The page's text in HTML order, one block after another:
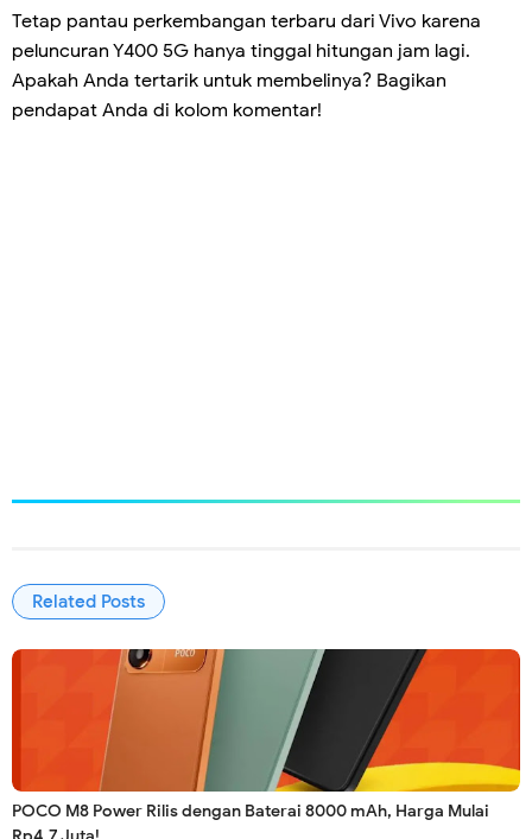
Tetap pantau perkembangan terbaru dari Vivo karena
peluncuran Y400 5G hanya tinggal hitungan jam lagi.
Apakah Anda tertarik untuk membelinya? Bagikan
pendapat Anda di kolom komentar!
Related Posts
POCO M8 Power Rilis dengan Baterai 8000 mAh, Harga Mulai